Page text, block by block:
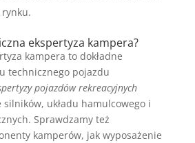
ekspertyza kampera?
kampera to dokładne
technicznego pojazdu
pojazdów rekreacyjnych
układu hamulcowego i
Sprawdzamy też
kamperów, jak wyposażenie